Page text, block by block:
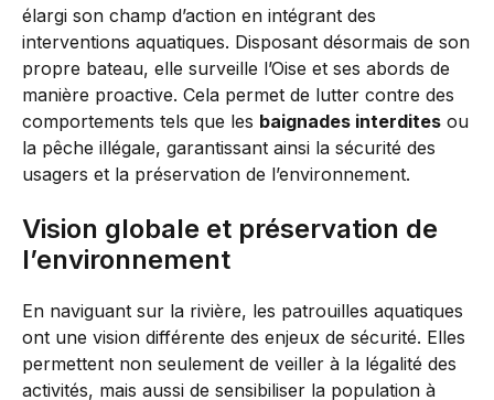
élargi son champ d’action en intégrant des
interventions aquatiques. Disposant désormais de son
propre bateau, elle surveille l’Oise et ses abords de
manière proactive. Cela permet de lutter contre des
comportements tels que les baignades interdites ou
la pêche illégale, garantissant ainsi la sécurité des
usagers et la préservation de l’environnement.
Vision globale et préservation de
l’environnement
En naviguant sur la rivière, les patrouilles aquatiques
ont une vision différente des enjeux de sécurité. Elles
permettent non seulement de veiller à la légalité des
activités, mais aussi de sensibiliser la population à